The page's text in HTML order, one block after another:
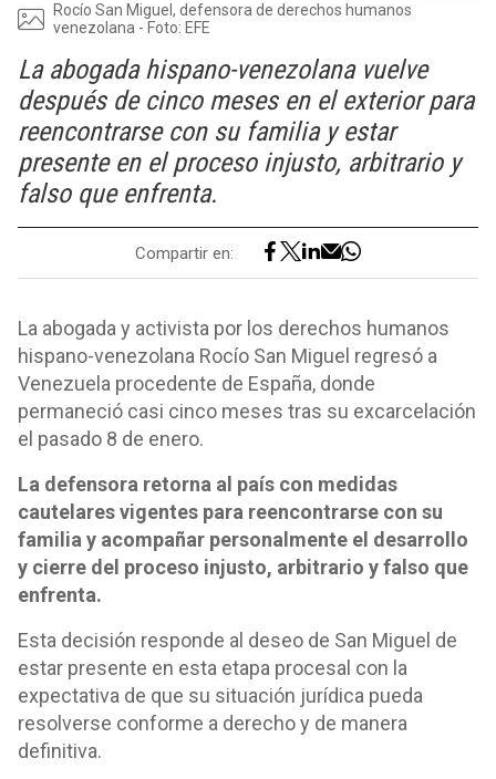
Rocío San Miguel, defensora de derechos humanos
venezolana - Foto: EFE
La abogada hispano-venezolana vuelve
después de cinco meses en el exterior para
reencontrarse con su familia y estar
presente en el proceso injusto, arbitrario y
falso que enfrenta.
Compartir en:
La abogada y activista por los derechos humanos
hispano-venezolana Rocío San Miguel regresó a
Venezuela procedente de España, donde
permaneció casi cinco meses tras su excarcelación
el pasado 8 de enero.
La defensora retorna al país con medidas
cautelares vigentes para reencontrarse con su
familia y acompañar personalmente el desarrollo
y cierre del proceso injusto, arbitrario y falso que
enfrenta.
Esta decisión responde al deseo de San Miguel de
estar presente en esta etapa procesal con la
expectativa de que su situación jurídica pueda
resolverse conforme a derecho y de manera
definitiva.